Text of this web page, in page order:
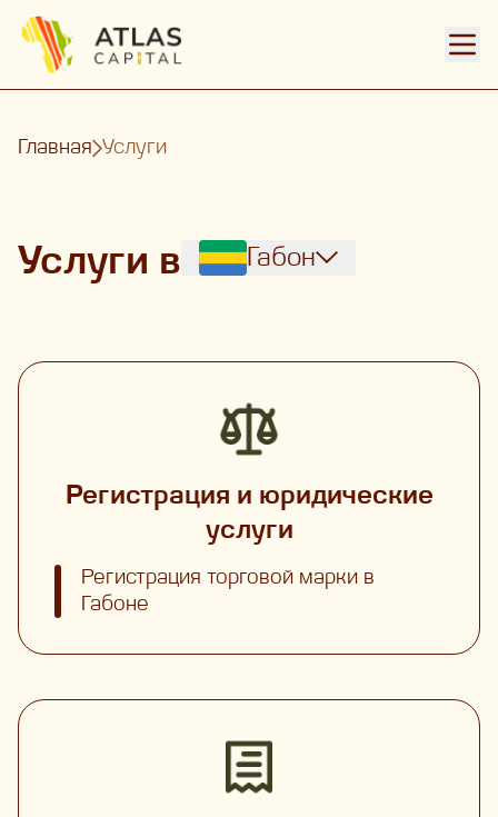
Главная Услуги
Услуги в Габон
Регистрация и юридические
услуги
Регистрация торговой марки в
Габоне